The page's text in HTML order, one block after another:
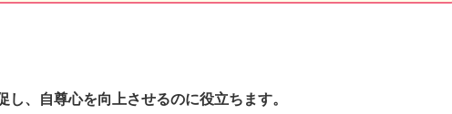
、自尊心を向上させるのに役立ちます。